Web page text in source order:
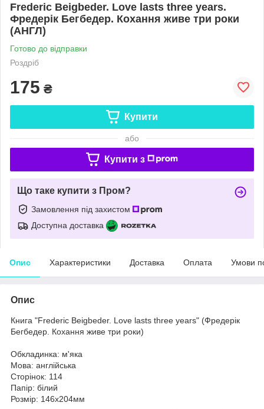
Frederic Beigbeder. Love lasts three years.
Фредерік Бегбедер. Кохання живе три роки
(АНГЛ)
Готово до відправки
Роздріб
175 ₴
Купити
або
Купити з
Що таке купити з Пром?
Замовлення під захистом
Доступна доставка
Опис Характеристики Доставка Оплата Умови
Опис
Книга "Frederic Beigbeder. Love lasts three years" (Фредерік
Бегбедер. Кохання живе три роки)
Обкладинка: м'яка
Мова: англійська
Сторінок: 114
Папір: білий
Розмір: 146х204мм